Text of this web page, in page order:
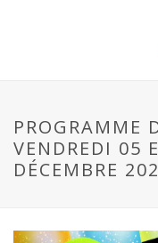
PROGRAMME
VENDREDI 05
DÉCEMBRE